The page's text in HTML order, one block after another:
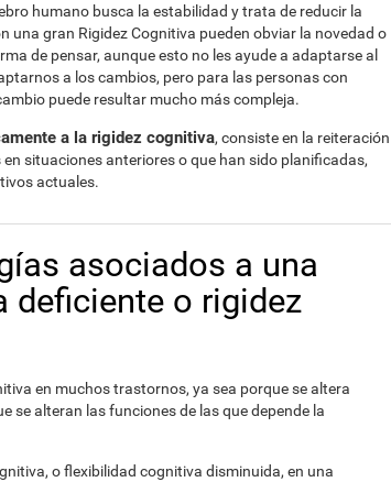
humano busca la estabilidad y trata de reducir la
una gran Rigidez Cognitiva pueden obviar la novedad o
de pensar, aunque esto no les ayude a adaptarse al
a los cambios, pero para las personas con
puede resultar mucho más compleja.
a la rigidez cognitiva, consiste en la reiteración
situaciones anteriores o que han sido planificadas,
actuales.
asociados a una
o rigidez
en muchos trastornos, ya sea porque se altera
se alteran las funciones de las que depende la
o flexibilidad cognitiva disminuida, en una